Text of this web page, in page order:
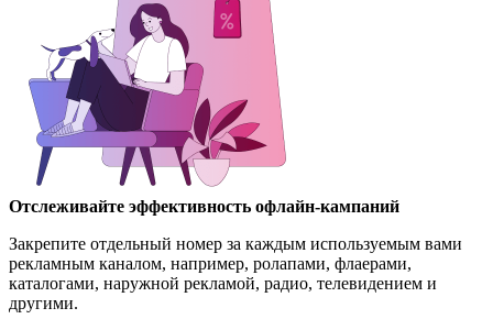
Отслеживайте эффективность офлайн-кампаний
Закрепите отдельный номер за каждым используемым вами
рекламным каналом, например, ролапами, флаерами,
каталогами, наружной рекламой, радио, телевидением и
другими.